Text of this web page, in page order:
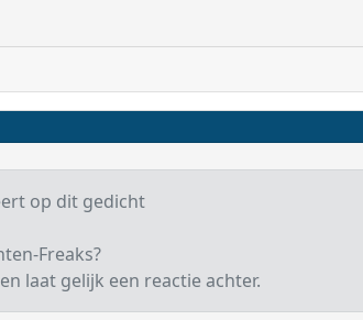
op dit gedicht
Freaks?
laat gelijk een reactie achter.